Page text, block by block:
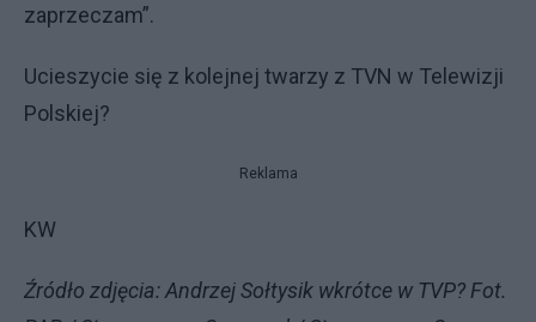
zaprzeczam”.
Ucieszycie się z kolejnej twarzy z TVN w Telewizji
Polskiej?
Reklama
KW
Źródło zdjęcia: Andrzej Sołtysik wkrótce w TVP? Fot.